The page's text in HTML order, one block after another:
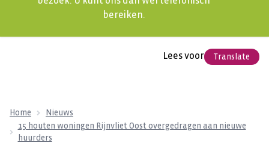
bereiken.
Lees voor Translate
Home
Nieuws
15 houten woningen Rijnvliet Oost overgedragen aan nieuwe
huurders